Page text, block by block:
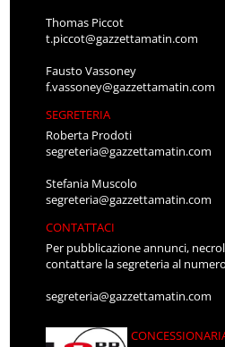
Thomas Piccot
t.piccot@gazzettamatin.com
Fausto Vassoney
f.vassoney@gazzettamatin.com
SEGRETERIA
Roberta Prodoti
segreteria@gazzettamatin.com
Stefania Muscolo
segreteria@gazzettamatin.com
CONTATTACI
Per pubblicazione annunci,
contattare la segreteria al
segreteria@gazzettamatin.com